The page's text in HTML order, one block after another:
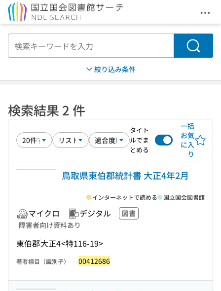
メ
検索
絞り込み条件
検索結果 2 件
タイト
ルでま
とめる
一括
お気
に入
り
鳥取県東伯郡統計書 大正4年2月
マイクロ デジタル
図書
障害者向け資料あり
東伯郡大正4<特116-19>
インターネットで読める 国立国会図書館
著者標目（識別子） 00412686